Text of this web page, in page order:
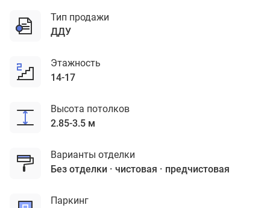
Тип продажи
ДДУ
Этажность
14-17
Высота потолков
2.85-3.5 м
Варианты отделки
без отделки
чистовая предчистовая
Паркинг